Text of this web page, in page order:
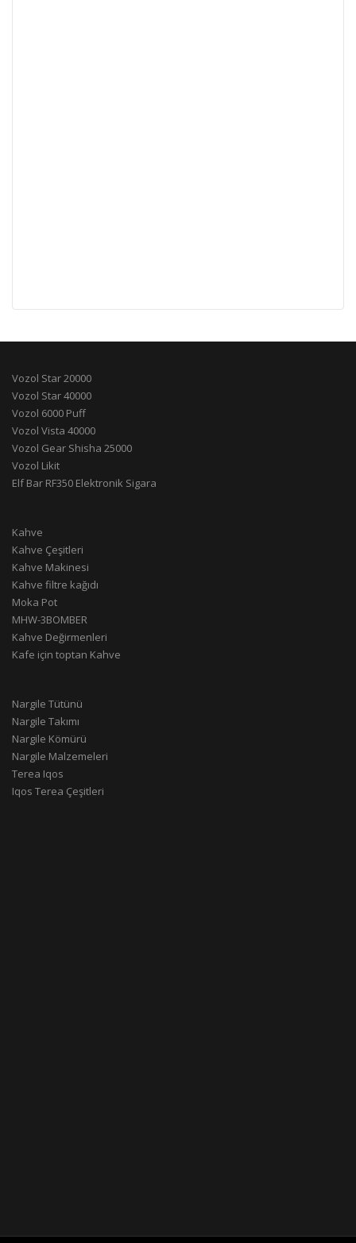
Vozol Star 20000
Vozol Star 40000
Vozol 6000 Puff
Vozol Vista 40000
Vozol Gear Shisha 25000
Vozol Likit
Elf Bar RF350 Elektronik Sigara
Kahve
Kahve Çeşitleri
Kahve Makinesi
Kahve filtre kağıdı
Moka Pot
MHW-3BOMBER
Kahve Değirmenleri
Kafe için toptan Kahve
Nargile Tütünü
Nargile Takımı
Nargile Kömürü
Nargile Malzemeleri
Terea Iqos
Iqos Terea Çeşitleri